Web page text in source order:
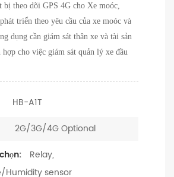
theo dõi GPS 4G cho Xe moóc,
triển theo yêu cầu của xe moóc và
dụng cần giám sát thân xe và tài sản
cho việc giám sát quản lý xe đầu
HB-A1T
2G/3G/4G Optional
Relay,
Humidity sensor